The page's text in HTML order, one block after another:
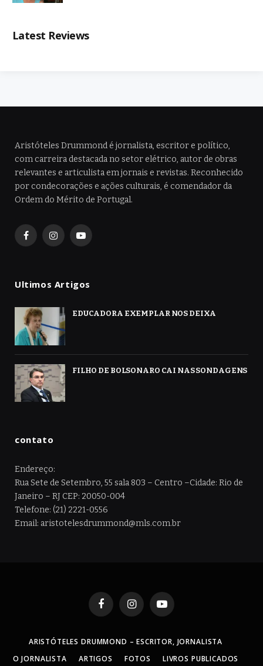
Latest Reviews
Aristóteles Drummond é jornalista, escritor e político,
com carreira destacada no setor elétrico, autor de obras
relevantes e articulista em jornais e revistas. Reconhecido
por condecorações e ações culturais, é comendador da
Ordem do Mérito de Portugal.
FacebookInstagramYouTube
Ultimos Artigos
EDUCADORA EXEMPLAR NOS DEIXA
FILHO DE BOLSONARO CAI NAS SONDAGENS
contato
Endereço:
Rua Sete de Setembro, 55 sala 803 – Centro –Cidade: Rio de
Janeiro – RJ CEP: 20050-004
Telefone: (21) 2221-0556
Email: aristotelesdrummond@mls.com.br
FacebookInstagramYouTube
ARISTÓTELES DRUMMOND – ESCRITOR, JORNALISTA
O JORNALISTA
ARTIGOS FOTOS LIVROS PUBLICADOS